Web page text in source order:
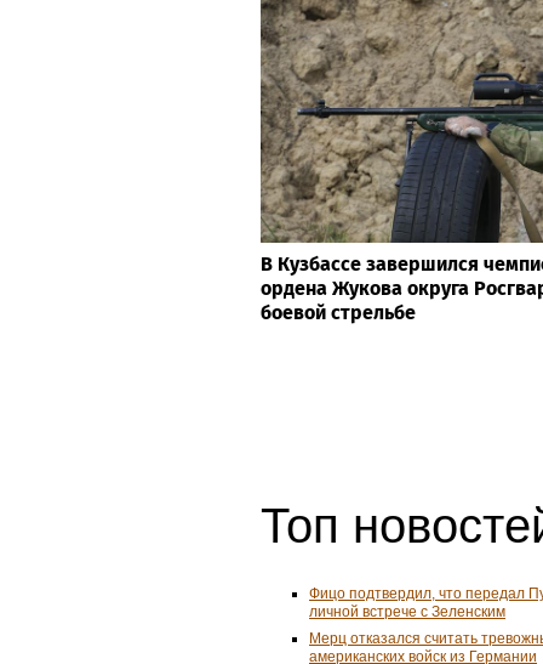
В Кузбассе завершился
ордена Жукова округа
боевой стрельбе
Топ
Фицо подтвердил, что передал
личной встрече с Зеленским
Мерц отказался считать
американских войск из Германии